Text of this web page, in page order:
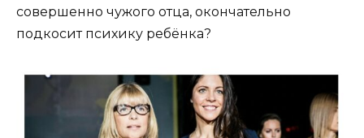
совершенно чужого отца, окончательно
подкосит психику ребёнка?